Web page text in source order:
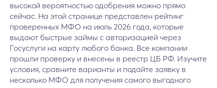
высокой вероятностью одобрения можно прямо
сейчас. На этой странице представлен рейтинг
проверенных МФО на июль 2026 года, которые
выдают быстрые займы с авторизацией через
Госуслуги на карту любого банка. Все компании
прошли проверку и внесены в реестр ЦБ РФ. Изучите
условия, сравните варианты и подайте заявку в
несколько МФО для получения самого выгодного